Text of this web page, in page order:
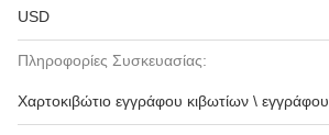
USD
Πληροφορίες Συσκευασίας:
Χαρτοκιβώτιο εγγράφου κιβωτίων \ εγγράφου